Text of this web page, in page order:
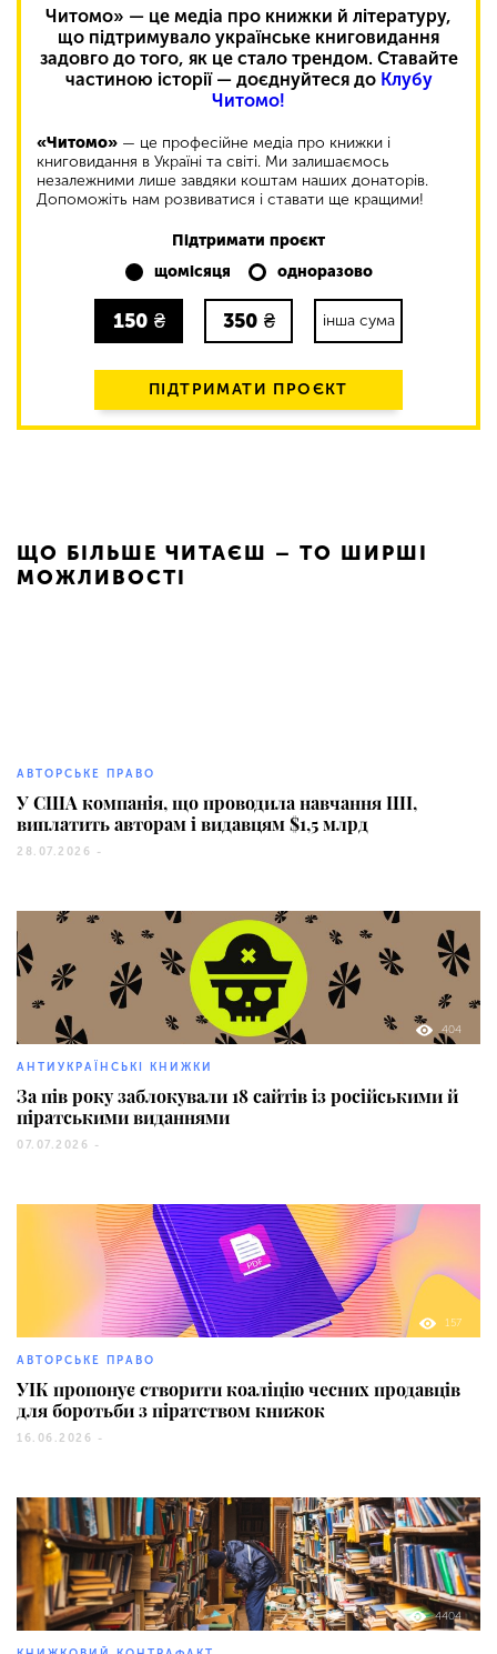
Читомо» — це медіа про книжки й літературу,
що підтримувало українське книговидання
задовго до того, як це стало трендом. Ставайте
частиною історії — доєднуйтеся до Клубу
Читомо!
«Читомо» — це професійне медіа про книжки і
книговидання в Україні та світі. Ми залишаємось
незалежними лише завдяки коштам наших донаторів.
Допоможіть нам розвиватися і ставати ще кращими!
Підтримати проєкт
щомісяця
одноразово
150 ₴ 350 ₴ інша сума
ПІДТРИМАТИ ПРОЄКТ
ЩО БІЛЬШЕ ЧИТАЄШ – ТО ШИРШІ
МОЖЛИВОСТІ
АВТОРСЬКЕ ПРАВО
У США компанія, що проводила навчання ШІ,
виплатить авторам і видавцям $1,5 млрд
28.07.2026 -
404
АНТИУКРАЇНСЬКІ КНИЖКИ
За пів року заблокували 18 сайтів із російськими й
піратськими виданнями
07.07.2026 -
157
АВТОРСЬКЕ ПРАВО
УІК пропонує створити коаліцію чесних продавців
для боротьби з піратством книжок
16.06.2026 -
4404